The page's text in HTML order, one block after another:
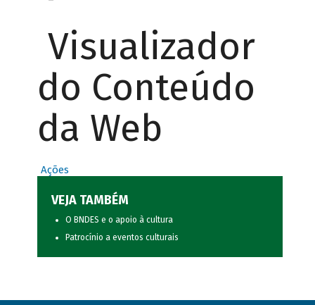
Visualizador
do Conteúdo
da Web
Ações
VEJA TAMBÉM
O BNDES e o apoio à cultura
Patrocínio a eventos culturais